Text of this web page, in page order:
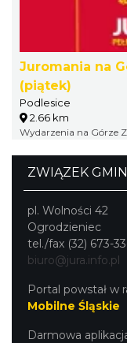
Juromania na
(piątek)
Podlesice
2.66 km
Wydarzenia na Górze
ZWIĄZEK
pl. Wolności 42
Ogrodzieniec
tel./fax (32) 673-
biuro@jura.info.pl
Portal powstał w
Mobilne Śląskie
Darmowa